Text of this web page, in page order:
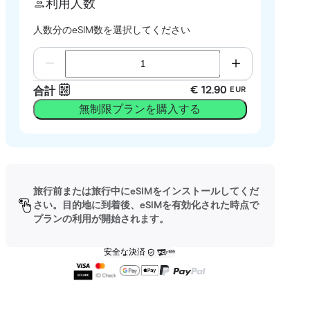
利用人数
人数分のeSIM数を選択してください
合計 € 12.90 EUR
無制限プランを購入する
旅行前または旅行中にeSIMをインストールしてくだ
さい。目的地に到着後、eSIMを有効化された時点で
プランの利用が開始されます。
安全な決済